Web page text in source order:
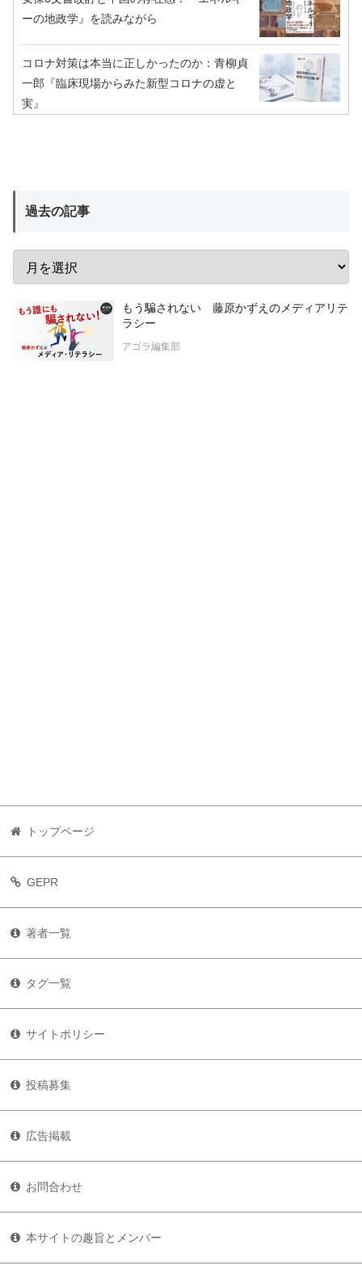
ーの地政学』を読みながら
コロナ対策は本当に正しかったのか：青柳貞
一郎『臨床現場からみた新型コロナの虚と
実』
過去の記事
もう騙されない 藤原かずえのメディアリテ
ラシー
アゴラ編集部
トップページ
GEPR
著者一覧
タグ一覧
サイトポリシー
投稿募集
広告掲載
お問合わせ
本サイトの趣旨とメンバー